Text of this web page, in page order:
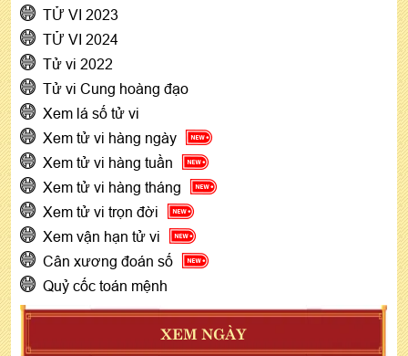
TỬ VI 2023
TỬ VI 2024
Tử vi 2022
Tử vi Cung hoàng đạo
Xem lá số tử vi
Xem tử vi hàng ngày
Xem tử vi hàng tuần
Xem tử vi hàng tháng
Xem tử vi trọn đời
Xem vận hạn tử vi
Cân xương đoán số
Quỷ cốc toán mệnh
XEM NGÀY